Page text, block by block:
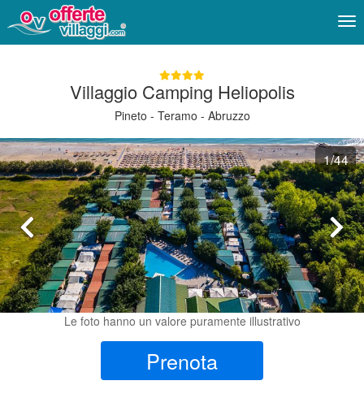
Villaggio Camping Heliopolis
Pineto - Teramo - Abruzzo
1/44
Le foto hanno un valore puramente illustrativo
Prenota